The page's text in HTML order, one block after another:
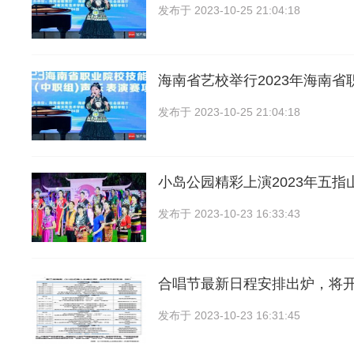
发布于 2023-10-25 21:04:18
海南省艺校举行2023年海南省
发布于 2023-10-25 21:04:18
小岛公园精彩上演2023年五指
发布于 2023-10-23 16:33:43
合唱节最新日程安排出炉，将
发布于 2023-10-23 16:31:45